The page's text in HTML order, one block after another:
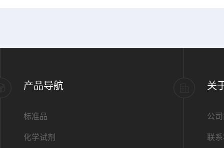
产品导航
标准品
化学试剂
关
公
联